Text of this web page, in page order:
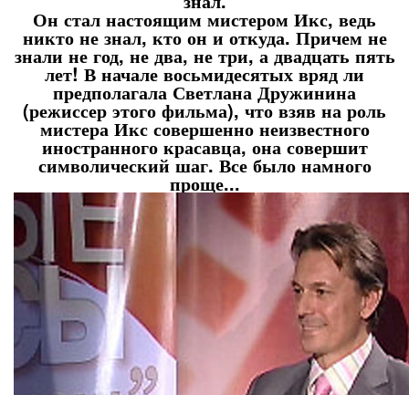
Он стал настоящим мистером Икс, ведь
никто не знал, кто он и откуда. Причем не
знали не год, не два, не три, а двадцать пять
лет! В начале восьмидесятых вряд ли
предполагала Светлана Дружинина
(режиссер этого фильма), что взяв на роль
мистера Икс совершенно неизвестного
иностранного красавца, она совершит
символический шаг. Все было намного
проще...